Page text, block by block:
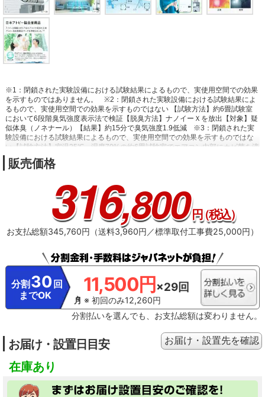
※1：閉鎖された実験設備における試験結果によるもので、実使用空間での効果
を示すものではありません。
※2：閉鎖された実験設備における試験結果によ
るもので、実使用空間での効果を示すものではない 【試験方法】約6畳試験室
において6段階臭気強度表示法で検証【脱臭方法】ナノイーＸを放出【対象】疑
似体臭（ノネナール）【結果】約15分で臭気強度1.9低減
※3：閉鎖された実
験設備における試験結果によるもので、実使用空間での効果を示すものではな
い【試験方法】室温25℃、湿度70%の約6畳試験室でエアコン内部にカビ菌を滴
下した試験片を設置、1日3時間の冷房運転後に「内部クリーン」運転を動作さ
せ、試験前と4日後のカビ菌の数を比較【結果】試験片のカビ菌1種が「内部ク
上運転を行い停止した時。長時間連続運転中は内部クリーン運転を行わない。
連続運転中に内部クリーン運転をさせたい時は設定が必要。 生えてしまったカ
ビを除去する機能ではない。内部クリーン運転の動作内容を「送風自動」に変
更した時はカビの成長を抑制する効果となる。
※5：国内壁掛け形エアコンに
おいて。2025年7月29日現在。累積24時間以上運転後に自動で掃除。フィルタ
ー掃除は自動で行うがホコリや油汚れが多い環境等で使用する時は取り外して
の採用により低能力運転時に高効率な運転ができる技術。2025年11月1日現
※7：最小冷房能力が従来品CS-X404D2=0.5kW、新製品CS-
X406D2=0.3kW。冷房運転での測定例。約14畳試験室、外気温30℃、湿度
60％、室温25℃となるように運転した場合
※8：運転安定時約1時間の積算消
費電力量がエコロータリー コンプレッサー非搭載CS-X404D2=140Wh、CS-
X406D2=119Wh。CS-X406D2冷房運転での測定例。約14畳試験室で外気温
30℃、湿度60％、室温25℃となるよう運転した場合。
※9：ナノイーＸ搭載
2018年以降モデル対象
販売価格
316,800円（税込）
お支払総額345,760円（送料3,960円／標準取付工事費25,000円）
分割 30 回
までOK
11,500円 ×29回
※ 初回のみ12,260円
分割払いを選んでも、お支払総額は変わりません。
お届け・設置日目安
在庫あり
お届け・設置先を確認